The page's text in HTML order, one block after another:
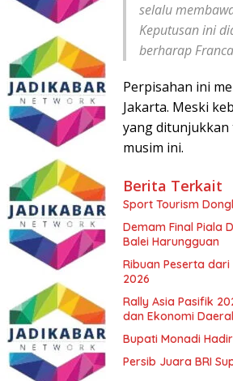
selalu
Keputusan ini
berharap
Perpisahan ini
Jakarta. Meski
yang ditunjukkan
musim ini.
Berita Terkait
Sport Tourism
Demam Final Piala
Balei Harungguan
Ribuan Peserta
2026
Rally Asia Pasifik
dan Ekonomi
Bupati Monadi
Persib Juara BRI